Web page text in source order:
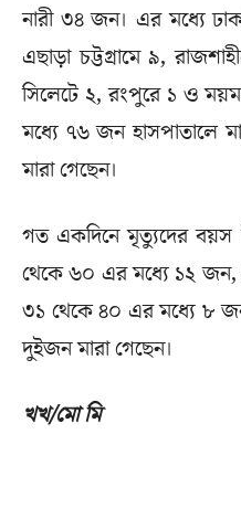
নারী ৩৪ জন। এর মধ্যে
এছাড়া চট্টগ্রামে ৯,
সিলেটে ২, রংপুরে ১ ও
মধ্যে ৭৬ জন হাসপাতালে
মারা গেছেন।
গত একদিনে মৃত্যুদের বয়স
থেকে ৬০ এর মধ্যে ১২
৩১ থেকে ৪০ এর মধ্যে ৮
দুইজন মারা গেছেন।
খখ/মো মি